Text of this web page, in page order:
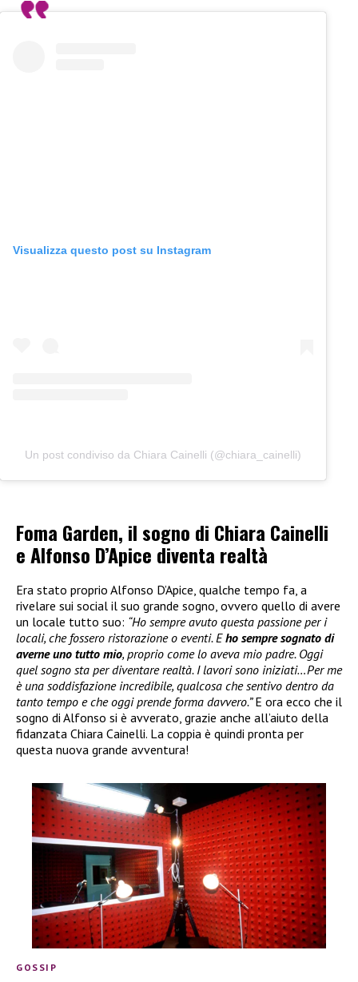
Visualizza questo post su Instagram
Un post condiviso da Chiara Cainelli (@chiara_cainelli)
Foma Garden, il sogno di Chiara Cainelli
e Alfonso D’Apice diventa realtà
Era stato proprio Alfonso D’Apice, qualche tempo fa, a
rivelare sui social il suo grande sogno, ovvero quello di avere
un locale tutto suo: “Ho sempre avuto questa passione per i
locali, che fossero ristorazione o eventi. Eho sempre sognato di
averne uno tutto mio, proprio come lo aveva mio padre. Oggi
quel sogno sta per diventare realtà. I lavori sono iniziati…Per me
è una soddisfazione incredibile, qualcosa che sentivo dentro da
tanto tempo e che oggi prende forma davvero.”E ora ecco che il
sogno di Alfonso si è avverato, grazie anche all’aiuto della
fidanzata Chiara Cainelli. La coppia è quindi pronta per
questa nuova grande avventura!
GOSSIP